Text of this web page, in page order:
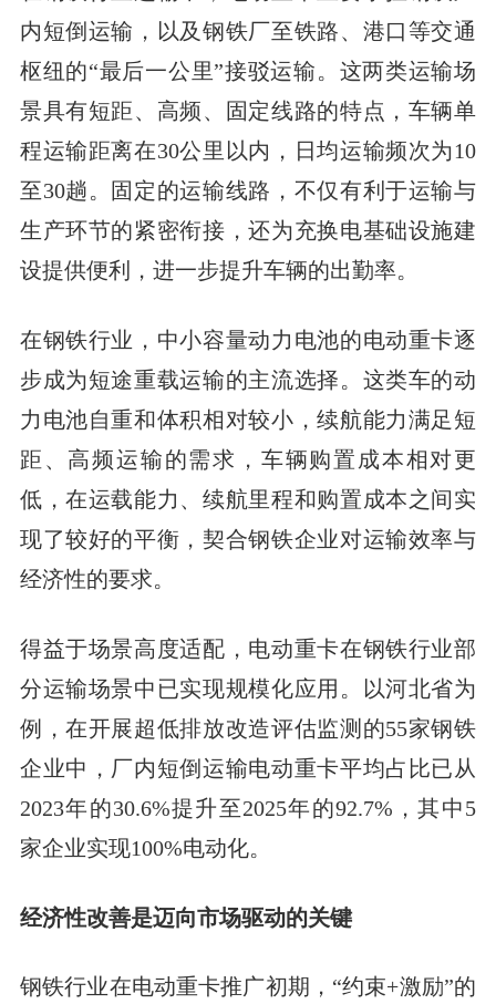
内短倒运输，以及钢铁厂至铁路、港口等交通
枢纽的“最后一公里”接驳运输。这两类运输场
景具有短距、高频、固定线路的特点，车辆单
程运输距离在30公里以内，日均运输频次为10
至30趟。固定的运输线路，不仅有利于运输与
生产环节的紧密衔接，还为充换电基础设施建
设提供便利，进一步提升车辆的出勤率。
在钢铁行业，中小容量动力电池的电动重卡逐
步成为短途重载运输的主流选择。这类车的动
力电池自重和体积相对较小，续航能力满足短
距、高频运输的需求，车辆购置成本相对更
低，在运载能力、续航里程和购置成本之间实
现了较好的平衡，契合钢铁企业对运输效率与
经济性的要求。
得益于场景高度适配，电动重卡在钢铁行业部
分运输场景中已实现规模化应用。以河北省为
例，在开展超低排放改造评估监测的55家钢铁
企业中，厂内短倒运输电动重卡平均占比已从
2023年的30.6%提升至2025年的92.7%，其中5
家企业实现100%电动化。
经济性改善是迈向市场驱动的关键
钢铁行业在电动重卡推广初期，“约束+激励”的